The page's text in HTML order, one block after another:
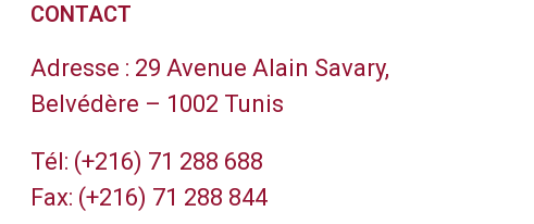
CONTACT
Adresse : 29 Avenue Alain Savary,
Belvédère – 1002 Tunis
Tél: (+216) 71 288 688
Fax: (+216) 71 288 844